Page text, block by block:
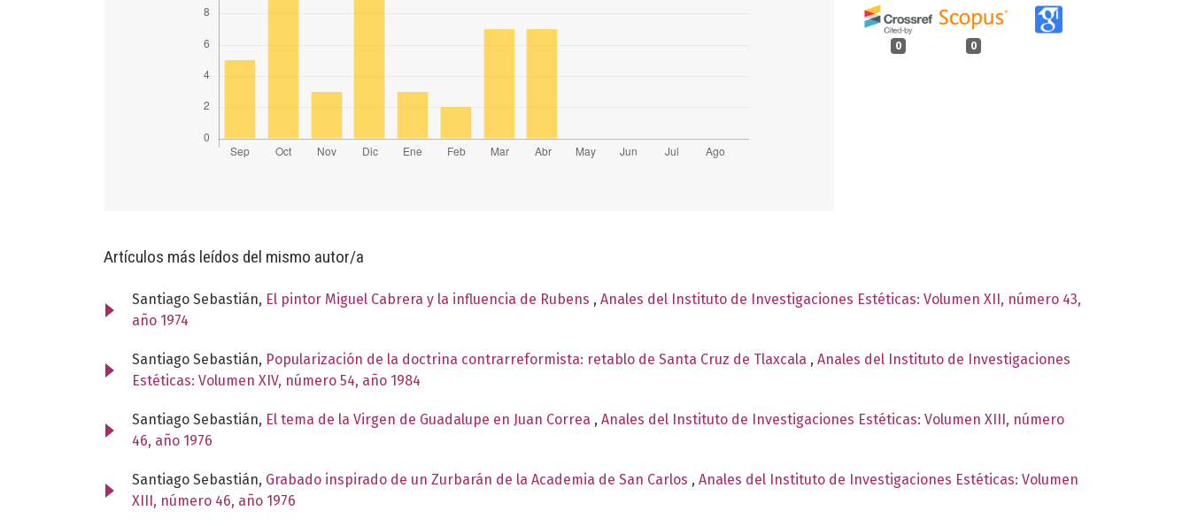
0 0
Artículos más leídos del mismo autor/a
Santiago Sebastián, El pintor Miguel Cabrera y la influencia de Rubens , Anales del Instituto de Investigaciones Estéticas: Volumen XII, número 43,
año 1974
Santiago Sebastián, Popularización de la doctrina contrarreformista: retablo de Santa Cruz de Tlaxcala , Anales del Instituto de Investigaciones
Estéticas: Volumen XIV, número 54, año 1984
Santiago Sebastián, El tema de la Virgen de Guadalupe en Juan Correa , Anales del Instituto de Investigaciones Estéticas: Volumen XIII, número
46, año 1976
Santiago Sebastián, Grabado inspirado de un Zurbarán de la Academia de San Carlos , Anales del Instituto de Investigaciones Estéticas: Volumen
XIII, número 46, año 1976